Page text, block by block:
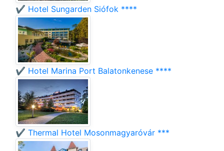
✔️ Hotel Sungarden Siófok ****
✔️ Hotel Marina Port Balatonkenese ****
✔️ Thermal Hotel Mosonmagyaróvár ***